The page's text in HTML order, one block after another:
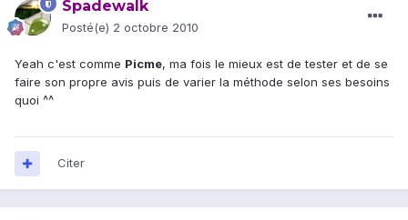
Spadewalk
Posté(e) 2 octobre 2010
Yeah c'est comme Picme, ma fois le mieux est de tester et de se
faire son propre avis puis de varier la méthode selon ses besoins
quoi ^^
Citer